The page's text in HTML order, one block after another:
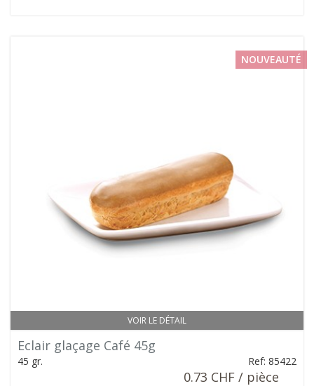
VOIR LE DÉTAIL
NOUVEAUTÉ
Eclair glaçage Café 45g
45 gr. Ref: 85422
0.73 CHF / pièce